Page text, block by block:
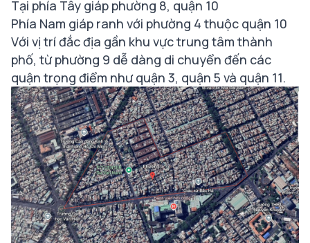
Tại phía Tây giáp phường 8, quận 10
Phía Nam giáp ranh với phường 4 thuộc quận 10
Với vị trí đắc địa gần khu vực trung tâm thành
phố, từ phường 9 dễ dàng di chuyển đến các
quận trọng điểm như quận 3, quận 5 và quận 11.